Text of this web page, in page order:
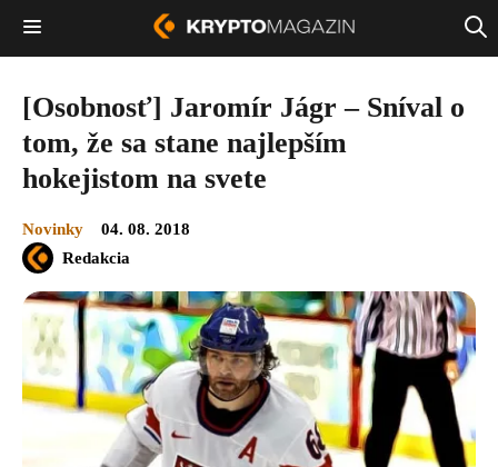
[Osobnosť] Jaromír Jágr – Sníval o
tom, že sa stane najlepším
hokejistom na svete
Novinky
04. 08. 2018
Redakcia